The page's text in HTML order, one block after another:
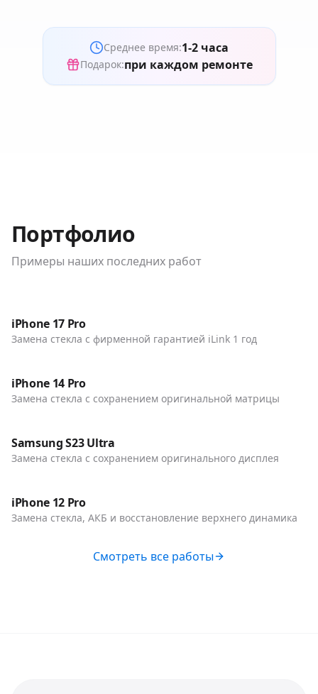
Среднее время:1-2 часа
Подарок:при каждом ремонте
Портфолио
Примеры наших последних работ
Телефоны
iPhone 17 Pro
Замена стекла с фирменной гарантией iLink 1 год
Телефоны
До / После
iPhone 14 Pro
Замена стекла с сохранением оригинальной матрицы
Телефоны
До / После
Samsung S23 Ultra
Замена стекла с сохранением оригинального дисплея
Телефоны
До / После
iPhone 12 Pro
Замена стекла, АКБ и восстановление верхнего динамика
Смотреть все работы